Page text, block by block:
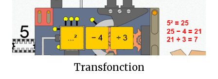
Transfonction